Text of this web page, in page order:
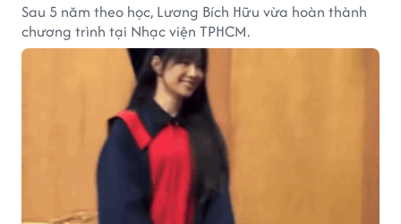
Sau 5 năm theo học, Lương Bích Hữu vừa hoàn thành
chương trình tại Nhạc viện TPHCM.